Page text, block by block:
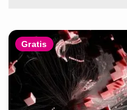
Gratis